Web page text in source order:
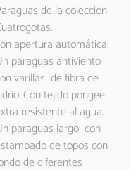
de la colección
apertura automática.
paraguas antiviento
varillas de fibra de
Con tejido pongee
resistente al agua.
paraguas largo con
de topos con
de diferentes